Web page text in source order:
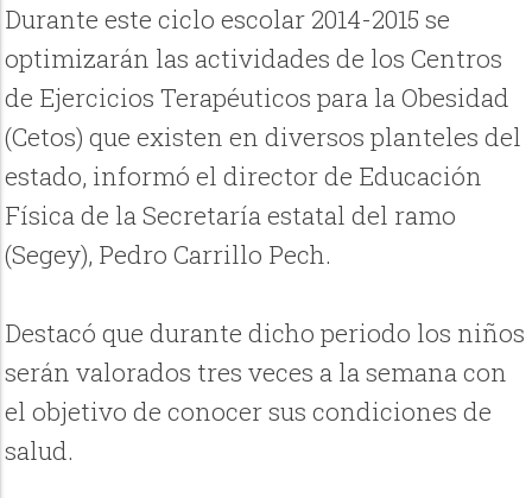
Durante este ciclo escolar 2014-2015 se
optimizarán las actividades de los Centros
de Ejercicios Terapéuticos para la Obesidad
(Cetos) que existen en diversos planteles del
estado, informó el director de Educación
Física de la Secretaría estatal del ramo
(Segey), Pedro Carrillo Pech.
Destacó que durante dicho periodo los niños
serán valorados tres veces a la semana con
el objetivo de conocer sus condiciones de
salud.